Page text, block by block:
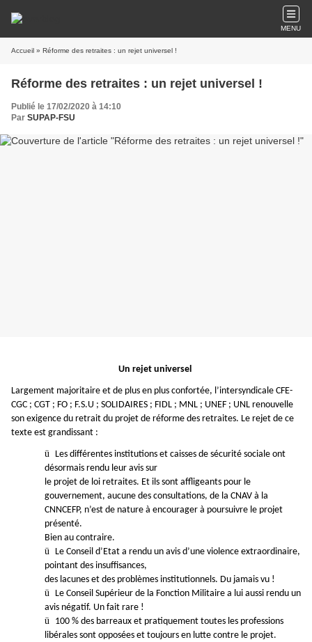
MENU
Accueil » Réforme des retraites : un rejet universel !
Réforme des retraites : un rejet universel !
Publié le 17/02/2020 à 14:10
Par SUPAP-FSU
Un rejet universel
Largement majoritaire et de plus en plus confortée, l’intersyndicale CFE-
CGC ; CGT ; FO ; F.S.U ; SOLIDAIRES ; FIDL ; MNL ; UNEF ; UNL renouvelle
son exigence du retrait du projet de réforme des retraites. Le rejet de ce
texte est grandissant :
ü Les différentes institutions et caisses de sécurité sociale ont
désormais rendu leur avis sur
le projet de loi retraites. Et ils sont affligeants pour le
gouvernement, aucune des consultations, de la CNAV à la
CNNCEFP, n’est de nature à encourager à poursuivre le projet
présenté.
Bien au contraire.
ü Le Conseil d’Etat a rendu un avis d’une violence extraordinaire,
pointant des insuffisances,
des lacunes et des problèmes institutionnels. Du jamais vu !
ü Le Conseil Supérieur de la Fonction Militaire a lui aussi rendu un
avis négatif. Un fait rare !
ü 100 % des barreaux et pratiquement toutes les professions
libérales sont opposées et toujours en lutte contre le projet.